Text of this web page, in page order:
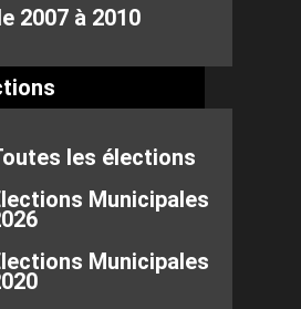
2007 à 2010
les élections
Municipales
Municipales